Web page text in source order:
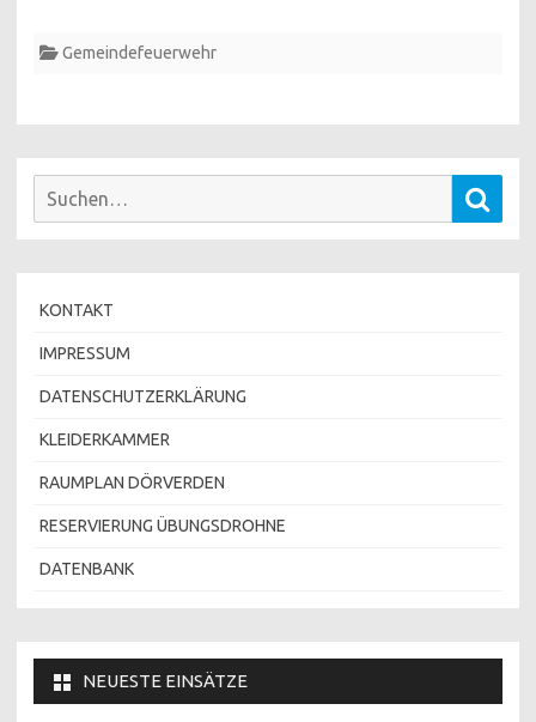
Gemeindefeuerwehr
Suchen
KONTAKT
IMPRESSUM
DATENSCHUTZERKLÄRUNG
KLEIDERKAMMER
RAUMPLAN DÖRVERDEN
RESERVIERUNG ÜBUNGSDROHNE
DATENBANK
NEUESTE EINSÄTZE